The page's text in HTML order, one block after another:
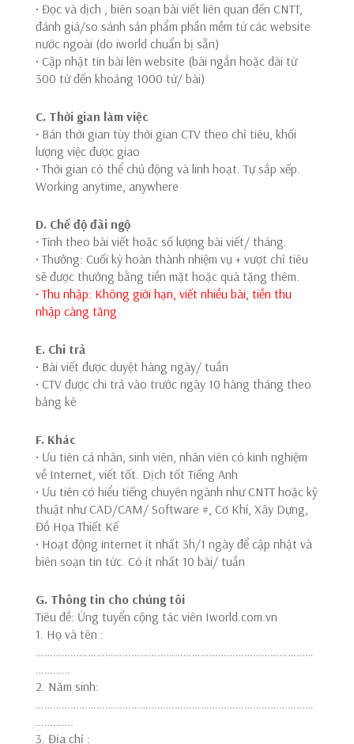
• Đọc và dịch , biên soạn bài viết liên quan đến CNTT,
đánh giá/so sánh sản phẩm phần mềm từ các website
nước ngoài (do iworld chuẩn bị sẵn)
• Cập nhật tin bài lên website (bài ngắn hoặc dài từ
300 từ đến khoảng 1000 từ/ bài)
C. Thời gian làm việc
• Bán thời gian tùy thời gian CTV theo chỉ tiêu, khối
lượng việc được giao
• Thời gian có thể chủ động và linh hoạt. Tự sắp xếp.
Working anytime, anywhere
D. Chế độ đãi ngộ
• Tính theo bài viết hoặc số lượng bài viết/ tháng.
• Thưởng: Cuối kỳ hoàn thành nhiệm vụ + vượt chỉ tiêu
sẽ được thưởng bằng tiền mặt hoặc quà tặng thêm.
• Thu nhập: Không giới hạn, viết nhiều bài, tiền thu
nhập càng tăng
E. Chi trả
• Bài viết được duyệt hàng ngày/ tuần
• CTV được chi trả vào trước ngày 10 hàng tháng theo
bảng kê
F. Khác
• Ưu tiên cá nhân, sinh viên, nhân viên có kinh nghiệm
về Internet, viết tốt. Dịch tốt Tiếng Anh
• Ưu tiên có hiểu tiếng chuyên ngành như CNTT hoặc kỹ
thuật như CAD/CAM/ Software #, Cơ Khí, Xây Dựng,
Đồ Họa Thiết Kế
• Hoạt động internet ít nhất 3h/1 ngày để cập nhật và
biên soạn tin tức. Có ít nhất 10 bài/ tuần
G. Thông tin cho chúng tôi
Tiêu đề: Ứng tuyển cộng tác viên Iworld.com.vn
1. Họ và tên :
……………………………………………………………………………………
…………
2. Năm sinh:
……………………………………………………………………………………
………….
3. Địa chỉ :